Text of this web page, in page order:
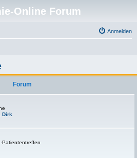
Online Forum
Anmelden
Forum
Dirk
Patiententreffen